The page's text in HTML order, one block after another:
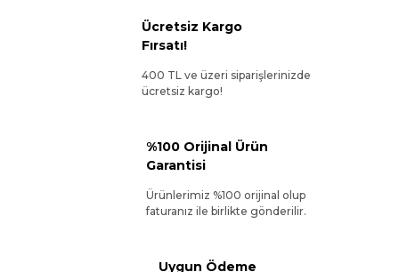
Ücretsiz Kargo
Fırsatı!
400 TL ve üzeri siparişlerinizde
ücretsiz kargo!
%100 Orijinal Ürün
Garantisi
Ürünlerimiz %100 orijinal olup
faturanız ile birlikte gönderilir.
Uygun Ödeme